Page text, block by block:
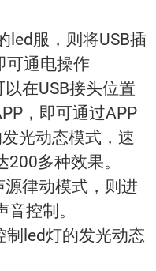
led服，则将USB插
可通电操作
在USB接头位置
，即可通过APP
光动态模式，速
多种效果。
律动模式，则进
控制。
led灯的发光动态